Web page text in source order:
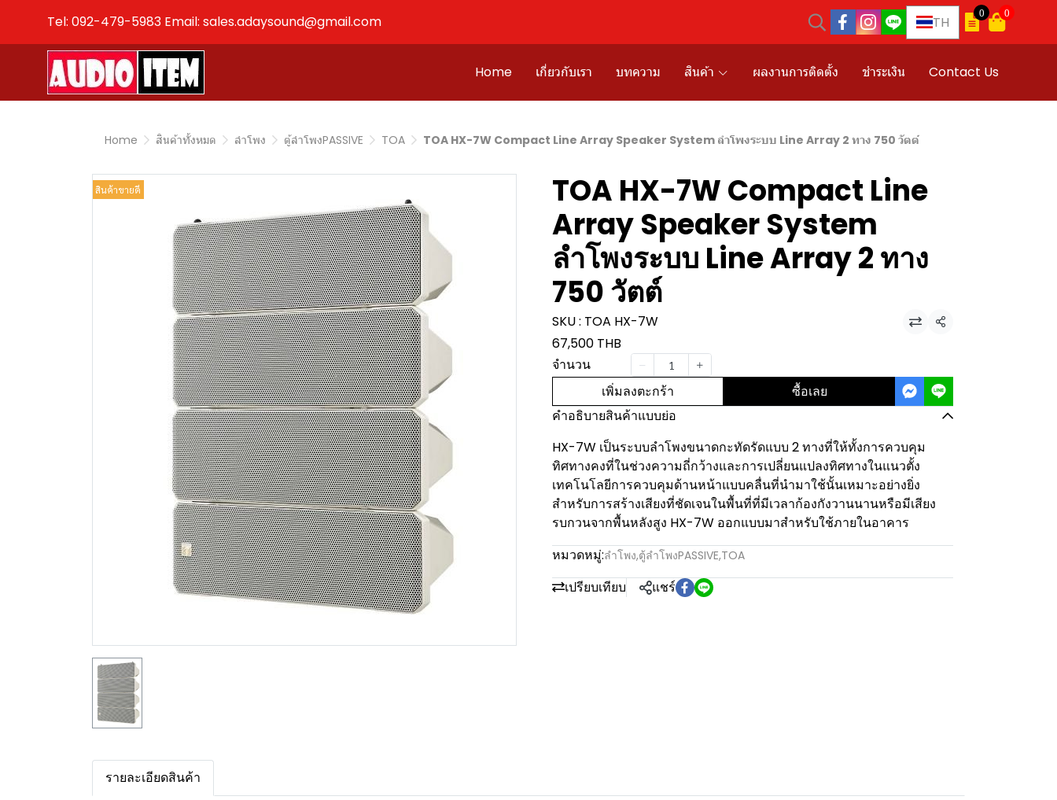
Tel: 092-479-5983 Email: sales.adaysound@gmail.com TH
0 0
Home เกี่ยวกับเรา บทความ สินค้า ผลงานการติดตั้ง ชำระเงิน Contact Us
Home สินค้าทั้งหมด ลำโพง ตู้ลำโพงPASSIVE TOA TOA HX-7W Compact Line Array Speaker System ลำโพงระบบ Line Array 2 ทาง 750 วัตต์
สินค้าขายดี
TOA HX-7W Compact Line
Array Speaker System
ลำโพงระบบ Line Array 2 ทาง
750 วัตต์
SKU : TOA HX-7W แชร์
67,500 THB
จำนวน
เพิ่มลงตะกร้า ซื้อเลย
คำอธิบายสินค้าแบบย่อ
HX-7W เป็นระบบลำโพงขนาดกะทัดรัดแบบ 2 ทางที่ให้ทั้งการควบคุม
ทิศทางคงที่ในช่วงความถี่กว้างและการเปลี่ยนแปลงทิศทางในแนวตั้ง
เทคโนโลยีการควบคุมด้านหน้าแบบคลื่นที่นำมาใช้นั้นเหมาะอย่างยิ่ง
สำหรับการสร้างเสียงที่ชัดเจนในพื้นที่ที่มีเวลาก้องกังวานนานหรือมีเสียง
รบกวนจากพื้นหลังสูง HX-7W ออกแบบมาสำหรับใช้ภายในอาคาร
หมวดหมู่:ลำโพง,ตู้ลำโพงPASSIVE,TOA
เปรียบเทียบ แชร์
รายละเอียดสินค้า